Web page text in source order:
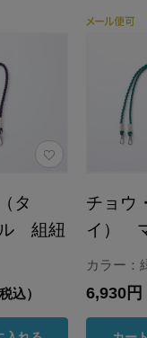
タ
組紐
税込）
チョウ
イ）
カラー：
6,930円